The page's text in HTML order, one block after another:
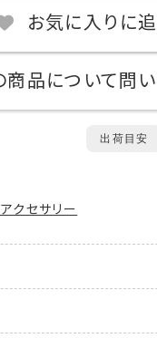
お気に入りに
商品について問
出荷目安
クセサリー
場合、送料は商品ごとに